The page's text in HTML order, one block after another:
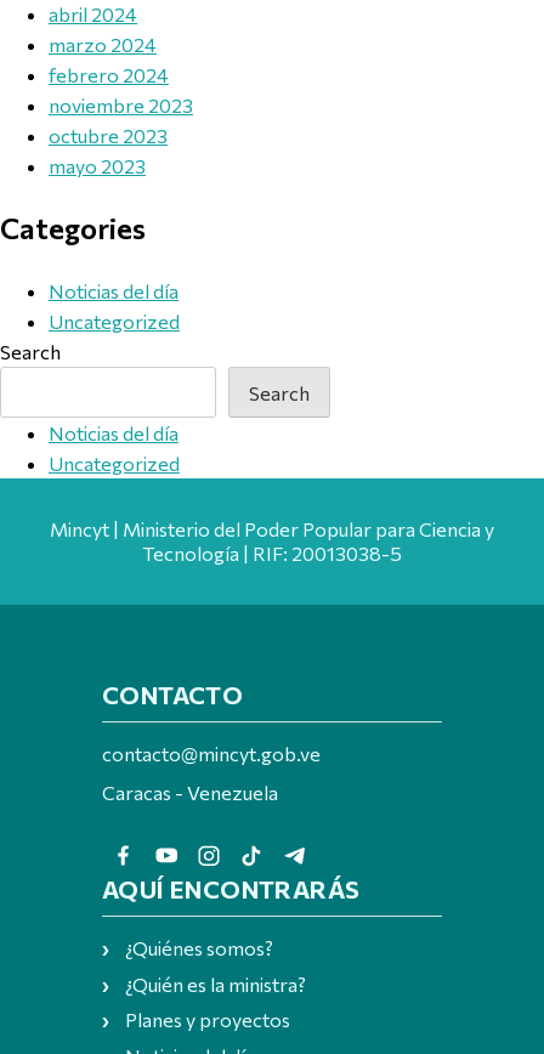
abril 2024
marzo 2024
febrero 2024
noviembre 2023
octubre 2023
mayo 2023
Categories
Noticias del día
Uncategorized
Search
Search
Noticias del día
Uncategorized
Mincyt | Ministerio del Poder Popular para Ciencia y
Tecnología | RIF: 20013038-5
CONTACTO
contacto@mincyt.gob.ve
Caracas - Venezuela
AQUÍ ENCONTRARÁS
¿Quiénes somos?
¿Quién es la ministra?
Planes y proyectos